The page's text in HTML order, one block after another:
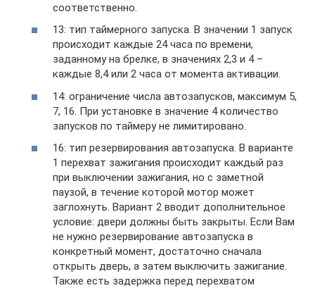
соответственно.
13: тип таймерного запуска. В значении 1 запуск
происходит каждые 24 часа по времени,
заданному на брелке, в значениях 2,3 и 4 –
каждые 8,4 или 2 часа от момента активации.
14: ограничение числа автозапусков, максимум 5,
7, 16. При установке в значение 4 количество
запусков по таймеру не лимитировано.
16: тип резервирования автозапуска. В варианте
1 перехват зажигания происходит каждый раз
при выключении зажигания, но с заметной
паузой, в течение которой мотор может
заглохнуть. Вариант 2 вводит дополнительное
условие: двери должны быть закрыты. Если Вам
не нужно резервирование автозапуска в
конкретный момент, достаточно сначала
открыть дверь, а затем выключить зажигание.
Также есть задержка перед перехватом